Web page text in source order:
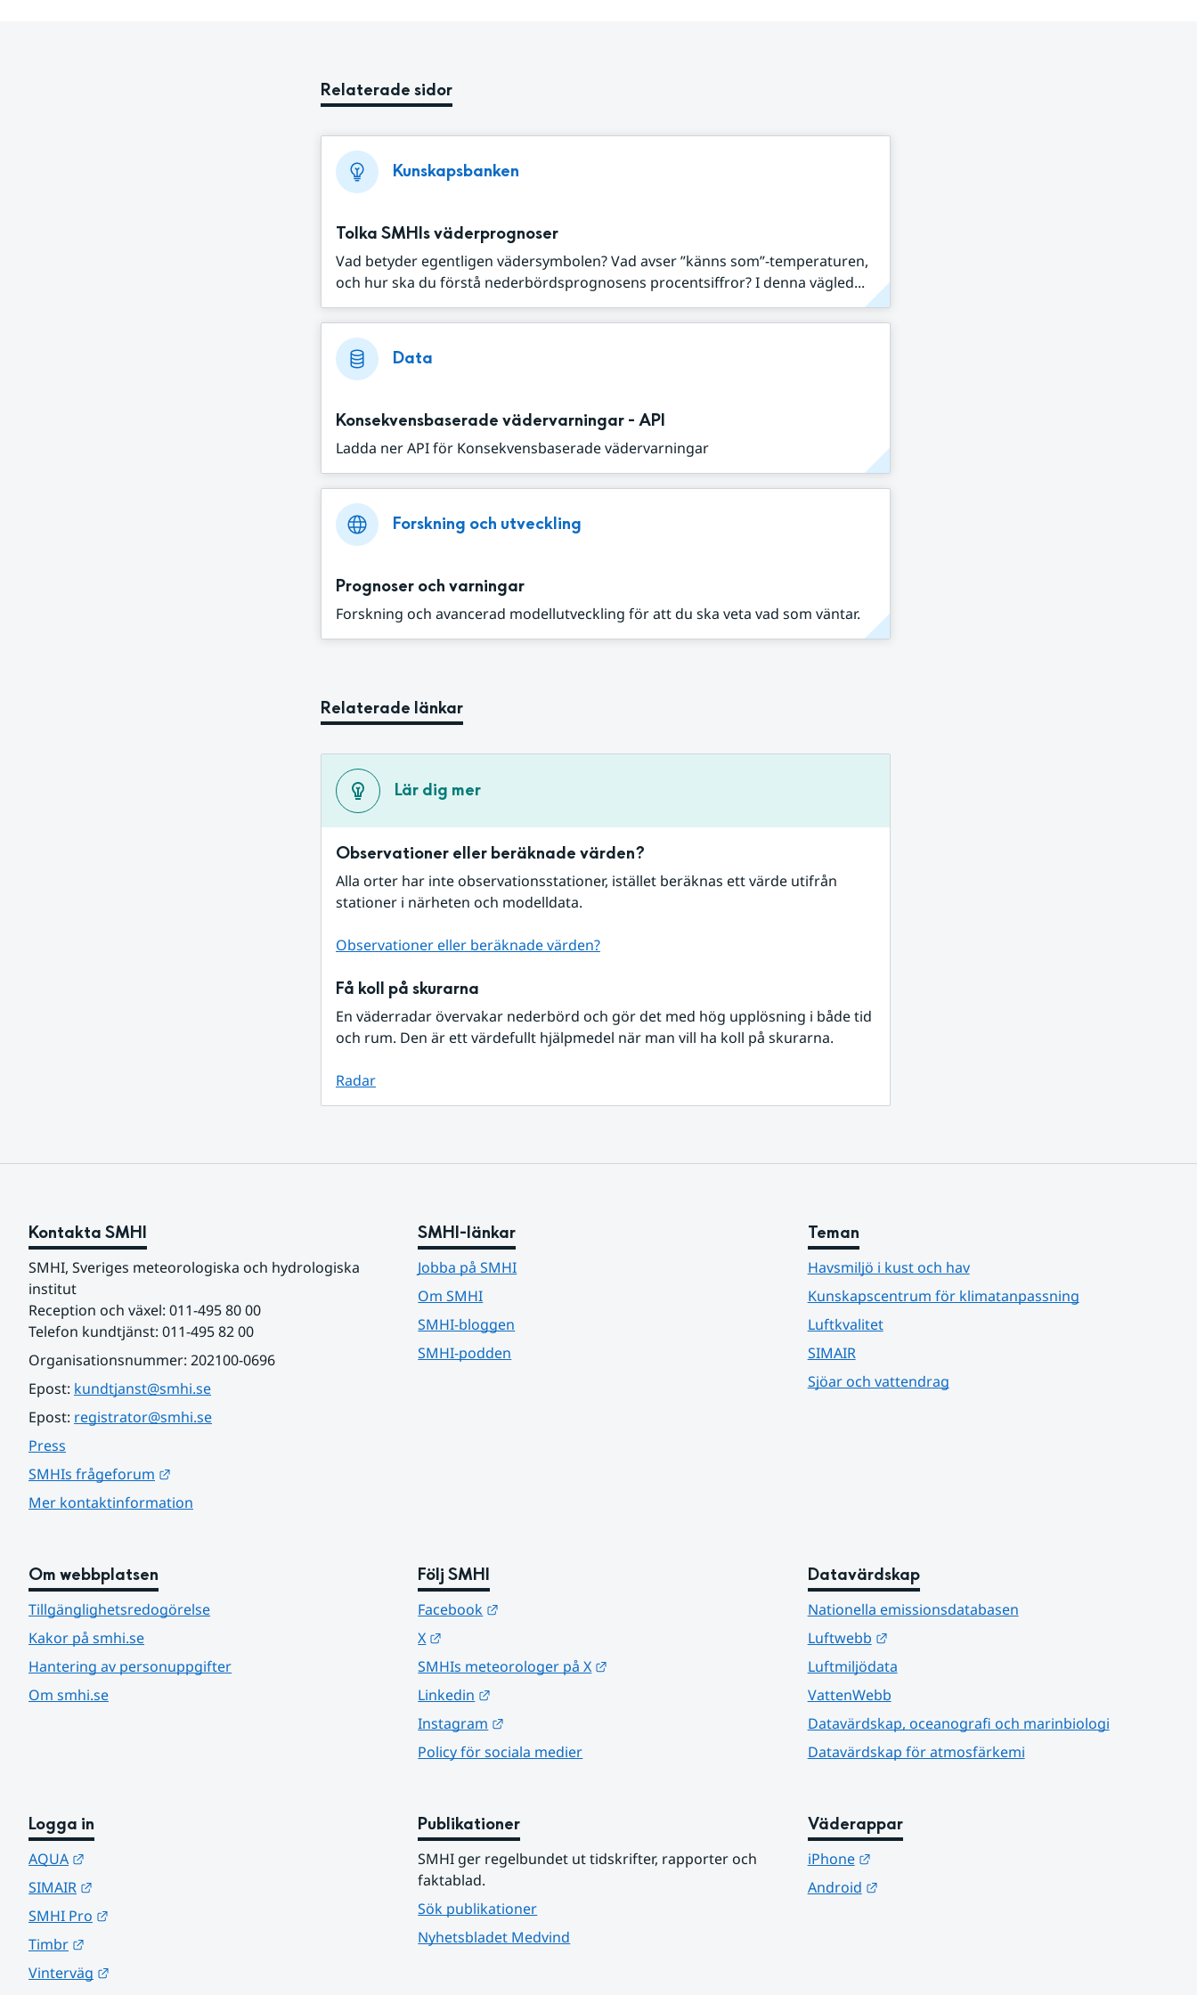
Relaterade sidor
Kunskapsbanken
Tolka SMHIs väderprognoser
Vad betyder egentligen vädersymbolen? Vad avser ”känns som”-temperaturen,
och hur ska du förstå nederbördsprognosens procentsiffror? I denna vägled...
Data
Konsekvensbaserade vädervarningar - API
Ladda ner API för Konsekvensbaserade vädervarningar
Forskning och utveckling
Prognoser och varningar
Forskning och avancerad modellutveckling för att du ska veta vad som väntar.
Relaterade länkar
Lär dig mer
Observationer eller beräknade värden?
Alla orter har inte observationsstationer, istället beräknas ett värde utifrån
stationer i närheten och modelldata.
Observationer eller beräknade värden?
Få koll på skurarna
En väderradar övervakar nederbörd och gör det med hög upplösning i både tid
och rum. Den är ett värdefullt hjälpmedel när man vill ha koll på skurarna.
Radar
Kontakta SMHI
SMHI, Sveriges meteorologiska och hydrologiska
institut
Reception och växel: 011-495 80 00
Telefon kundtjänst: 011-495 82 00
Organisationsnummer: 202100-0696
Epost: kundtjanst@smhi.se
Epost: registrator@smhi.se
Press
SMHIs frågeforum
Mer kontaktinformation
SMHI-länkar
Jobba på SMHI
Om SMHI
SMHI-bloggen
SMHI-podden
Teman
Havsmiljö i kust och hav
Kunskapscentrum för klimatanpassning
Luftkvalitet
SIMAIR
Sjöar och vattendrag
Om webbplatsen
Tillgänglighetsredogörelse
Kakor på smhi.se
Hantering av personuppgifter
Om smhi.se
Följ SMHI
Facebook
X
SMHIs meteorologer på X
Linkedin
Instagram
Policy för sociala medier
Datavärdskap
Nationella emissionsdatabasen
Luftwebb
Länk till annan webbplats.
Luftmiljödata
VattenWebb
Datavärdskap, oceanografi och marinbiologi
Datavärdskap för atmosfärkemi
Logga in
AQUA
SIMAIR
SMHI Pro
Timbr
Vinterväg
Publikationer
SMHI ger regelbundet ut tidskrifter, rapporter och
faktablad.
Sök publikationer
Nyhetsbladet Medvind
Väderappar
iPhone
Länk till annan webbplats.
Android
Länk till annan webbplats.